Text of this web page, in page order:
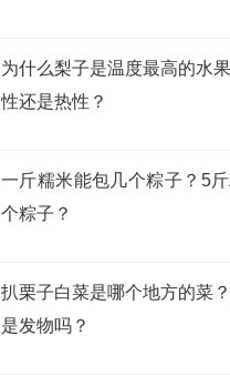
为什么梨子是温度最高的水
性还是热性？
一斤糯米能包几个粽子？5
个粽子？
扒栗子白菜是哪个地方的菜
是发物吗？